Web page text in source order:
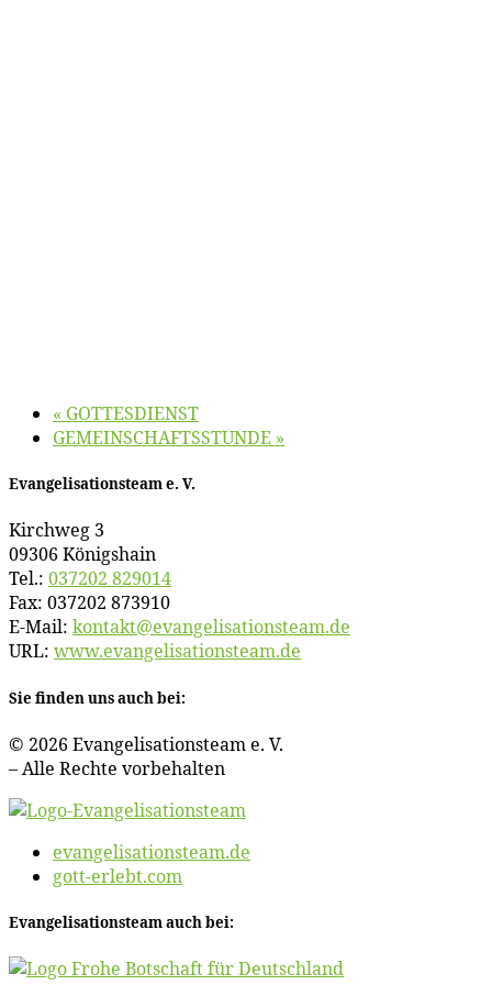
« GOTTESDIENST
GEMEINSCHAFTSSTUNDE »
Evan­ge­li­sa­ti­ons­team e. V.
Kirch­weg 3
09306 Königshain
Tel.: 037202 829014
Fax: 037202 873910
E‑Mail: kontakt@​evangelisationsteam.​de
URL: www​.evan​ge​li​sa​ti​ons​team​.de
Sie fin­den uns auch bei:
© 2026 Evan­ge­li­sa­ti­ons­team e. V.
– Al­le Rech­te vorbehalten
evangelisationsteam.de
gott-erlebt.com
Evan­ge­li­sa­ti­ons­team auch bei: